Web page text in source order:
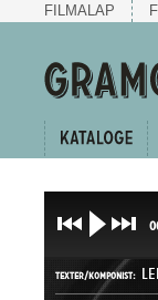
FILMALAP
TEXTER/KOMPONIST: